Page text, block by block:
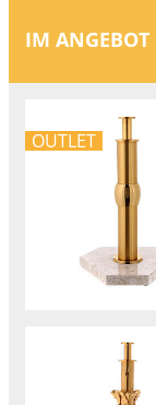
IM ANGEBOT
OUTLET